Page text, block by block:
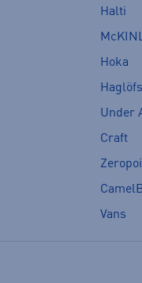
Halti
Hoka
Haglöfs
Under
Craft
Vans